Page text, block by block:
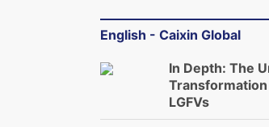
English - Caixin Global
In Depth: The
Transformation
LGFVs